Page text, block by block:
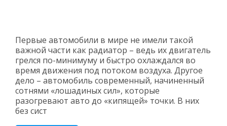
Первые автомобили в мире не имели такой
важной части как радиатор – ведь их двигатель
грелся по-минимуму и быстро охлаждался во
время движения под потоком воздуха. Другое
дело – автомобиль современный, начиненный
сотнями «лошадиных сил», которые
разогревают авто до «кипящей» точки. В них
без сист